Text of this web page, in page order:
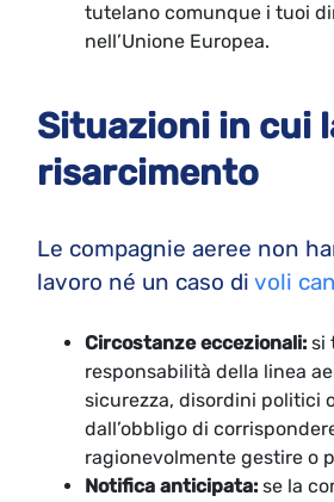
tutelano comunque i tuoi
nell’Unione Europea.
Situazioni in cui
risarcimento
Le compagnie aeree non
lavoro né un caso di voli
Circostanze eccezionali: si
responsabilità della linea
sicurezza, disordini politici
dall’obbligo di
ragionevolmente gestire o
Notifica anticipata: se la